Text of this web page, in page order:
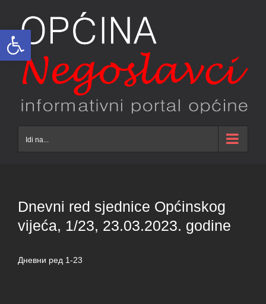
Open toolbar
content
Idi na...
Dnevni red sjednice Općinskog
vijeća, 1/23, 23.03.2023. godine
Дневни ред 1-23